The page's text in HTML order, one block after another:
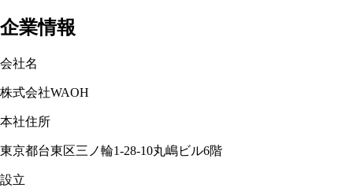
企業情報
会社名
株式会社WAOH
本社住所
東京都台東区三ノ輪1-28-10丸嶋ビル6階
設立